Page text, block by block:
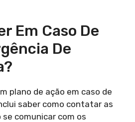
Em Caso De
De
plano de ação em caso de
saber como contatar as
comunicar com os